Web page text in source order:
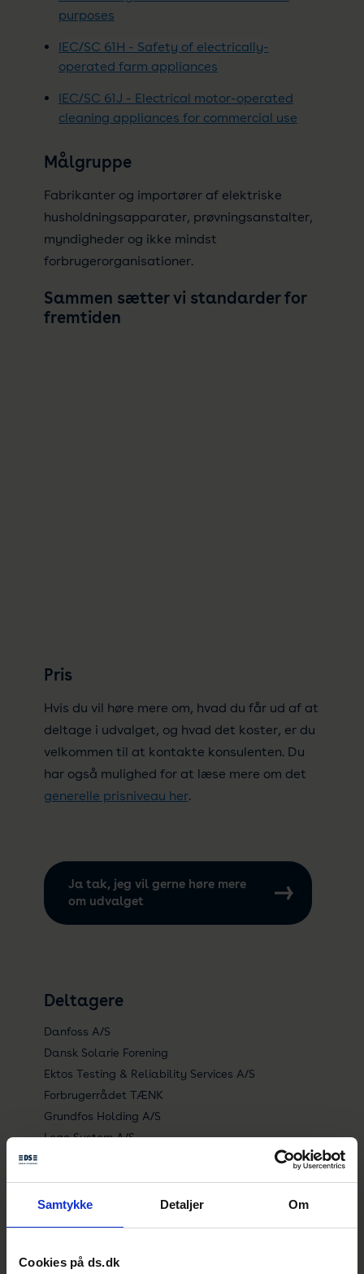
Samtykke Detaljer Om
Cookies på ds.dk
purposes
IEC/SC 61H - Safety of electrically-
operated farm appliances
IEC/SC 61J - Electrical motor-operated
cleaning appliances for commercial use
Målgruppe
Fabrikanter og importører af elektriske
husholdningsapparater, prøvningsanstalter,
myndigheder og ikke mindst
forbrugerorganisationer.
Sammen sætter vi standarder for
fremtiden
Pris
Hvis du vil høre mere om, hvad du får ud af at
deltage i udvalget, og hvad det koster, er du
velkommen til at kontakte konsulenten. Du
har også mulighed for at læse mere om det
generelle prisniveau her.
Ja tak, jeg vil gerne høre mere
om udvalget
Deltagere
Danfoss A/S
Dansk Solarie Forening
Ektos Testing & Reliability Services A/S
Forbrugerrådet TÆNK
Grundfos Holding A/S
Lego System A/S
Metro Therm A/S
Motor Competence Center Holding Flensburg
Ul International Demko A/S